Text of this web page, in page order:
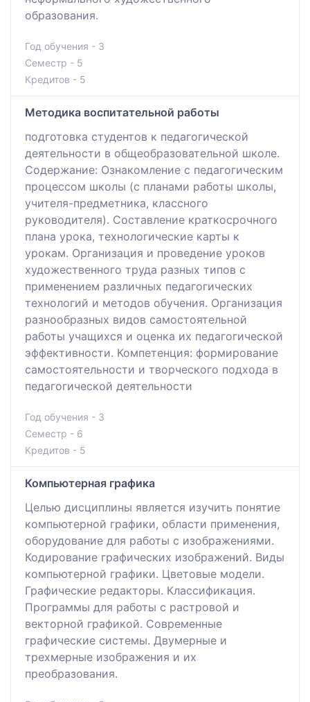
образования.
Год обучения - 3
Семестр - 5
Кредитов - 5
Методика воспитательной работы
подготовка студентов к педагогической
деятельности в общеобразовательной школе.
Содержание: Ознакомление с педагогическим
процессом школы (с планами работы школы,
учителя-предметника, классного
руководителя). Составление краткосрочного
плана урока, технологические карты к
урокам. Организация и проведение уроков
художественного труда разных типов с
применением различных педагогических
технологий и методов обучения. Организация
разнообразных видов самостоятельной
работы учащихся и оценка их педагогической
эффективности. Компетенция: формирование
самостоятельности и творческого подхода в
педагогической деятельности
Год обучения - 3
Семестр - 6
Кредитов - 5
Компьютерная графика
Целью дисциплины является изучить понятие
компьютерной графики, области применения,
оборудование для работы с изображениями.
Кодирование графических изображений. Виды
компьютерной графики. Цветовые модели.
Графические редакторы. Классификация.
Программы для работы с растровой и
векторной графикой. Современные
графические системы. Двумерные и
трехмерные изображения и их
преобразования.